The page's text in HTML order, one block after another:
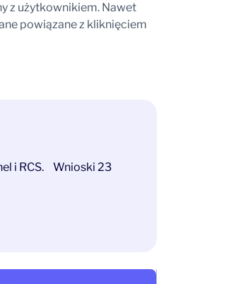
z użytkownikiem. Nawet
powiązane z kliknięciem
i RCS. Wnioski 23